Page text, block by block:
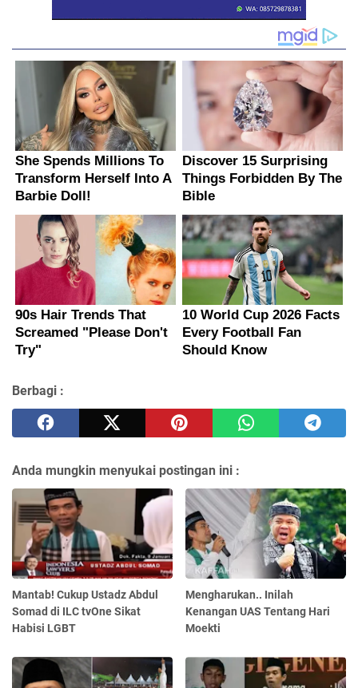
Berbagi :
Anda mungkin menyukai postingan ini :
Mantab! Cukup Ustadz Abdul
Somad di ILC tvOne Sikat
Habisi LGBT
Mengharukan.. Inilah
Kenangan UAS Tentang Hari
Moekti